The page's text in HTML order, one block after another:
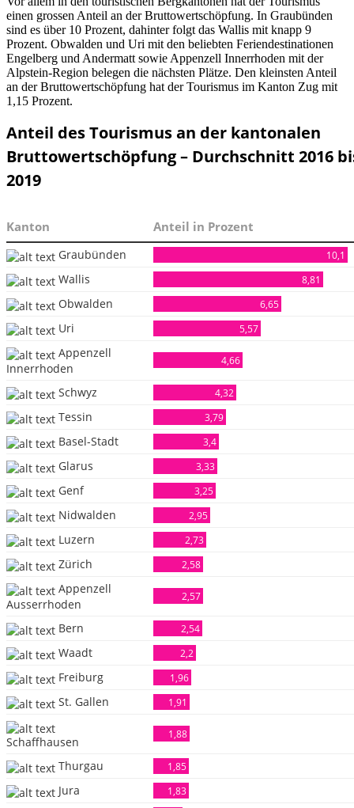
einen grossen Anteil an der Bruttowertschöpfung. In Graubünden
sind es über 10 Prozent, dahinter folgt das Wallis mit knapp 9
Prozent. Obwalden und Uri mit den beliebten Feriendestinationen
Engelberg und Andermatt sowie Appenzell Innerrhoden mit der
Alpstein-Region belegen die nächsten Plätze. Den kleinsten Anteil
an der Bruttowertschöpfung hat der Tourismus im Kanton Zug mit
1,15 Prozent.